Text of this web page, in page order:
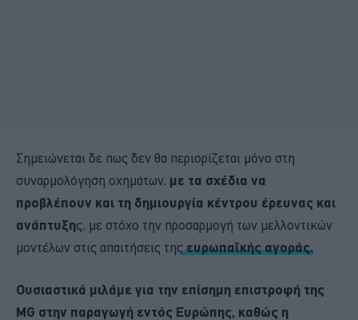
Σημειώνεται δε πως δεν θα περιορίζεται μόνο στη
συναρμολόγηση οχημάτων, με τα σχέδια να
προβλέπουν και τη δημιουργία κέντρου έρευνας και
ανάπτυξης, με στόχο την προσαρμογή των μελλοντικών
μοντέλων στις απαιτήσεις της ευρωπαϊκής αγοράς.
Ουσιαστικά μιλάμε για την επίσημη επιστροφή της
MG στην παραγωγή εντός Ευρώπης, καθώς η